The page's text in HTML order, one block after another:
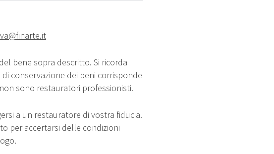
bene sopra descritto. Si ricorda
conservazione dei beni corrisponde
sono restauratori professionisti.
a un restauratore di vostra fiducia.
per accertarsi delle condizioni